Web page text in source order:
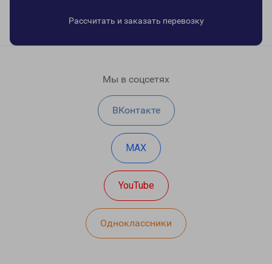
Рассчитать и заказать перевозку
Мы в соцсетях
ВКонтакте
MAX
YouTube
Одноклассники